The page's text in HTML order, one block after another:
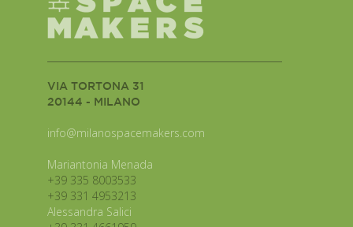
VIA TORTONA 31
20144 - MILANO
info@milanospacemakers.com
Mariantonia Menada
+39 335 8003533
+39 331 4953213
Alessandra Salici